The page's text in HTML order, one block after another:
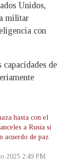
Unidos,
militar
con
capacidades de
hasta con el
a Rusia si
acuerdo de paz
2025 2:49 PM